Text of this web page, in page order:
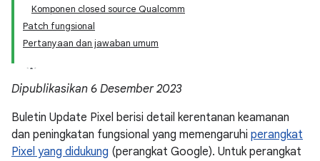
Komponen closed source Qualcomm
Patch fungsional
Pertanyaan dan jawaban umum
Dipublikasikan 6 Desember 2023
Buletin Update Pixel berisi detail kerentanan keamanan
dan peningkatan fungsional yang memengaruhi perangkat
Pixel yang didukung (perangkat Google). Untuk perangkat